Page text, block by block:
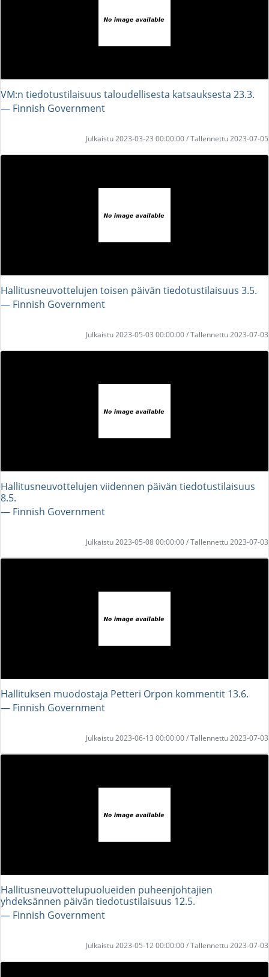
VM:n tiedotustilaisuus taloudellisesta katsauksesta 23.3.
― Finnish Government
Julkaistu 2023-03-23 00:00:00 / Tallennettu 2023-07-05
Hallitusneuvottelujen toisen päivän tiedotustilaisuus 3.5.
― Finnish Government
Julkaistu 2023-05-03 00:00:00 / Tallennettu 2023-07-03
Hallitusneuvottelujen viidennen päivän tiedotustilaisuus
8.5.
― Finnish Government
Julkaistu 2023-05-08 00:00:00 / Tallennettu 2023-07-03
Hallituksen muodostaja Petteri Orpon kommentit 13.6.
― Finnish Government
Julkaistu 2023-06-13 00:00:00 / Tallennettu 2023-07-03
Hallitusneuvottelupuolueiden puheenjohtajien
yhdeksännen päivän tiedotustilaisuus 12.5.
― Finnish Government
Julkaistu 2023-05-12 00:00:00 / Tallennettu 2023-07-03